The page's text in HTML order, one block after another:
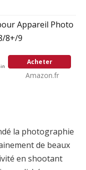
Appareil Photo
8+/9
Acheter
Amazon.fr
la photographie
de beaux
en shootant